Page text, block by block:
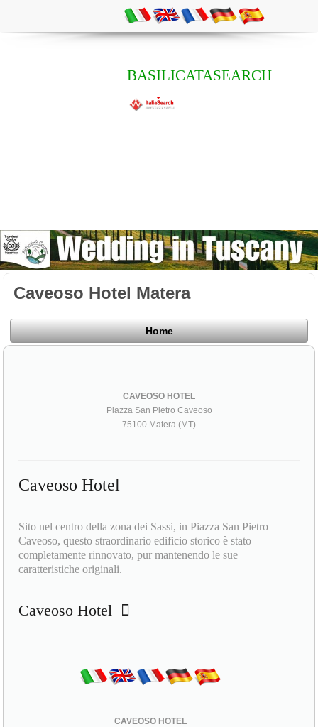
BASILICATASEARCH
Caveoso Hotel Matera
Home
CAVEOSO HOTEL
Piazza San Pietro Caveoso
75100 Matera (MT)
Caveoso Hotel
Sito nel centro della zona dei Sassi, in Piazza San Pietro
Caveoso, questo straordinario edificio storico è stato
completamente rinnovato, pur mantenendo le sue
caratteristiche originali.
Caveoso Hotel
CAVEOSO HOTEL